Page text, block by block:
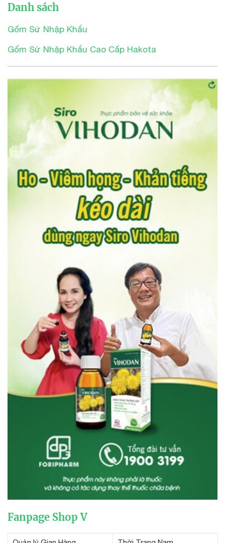
Danh sách
Gốm Sứ Nhập Khẩu
Gốm Sứ Nhập Khẩu Cao Cấp Hakota
Fanpage Shop V